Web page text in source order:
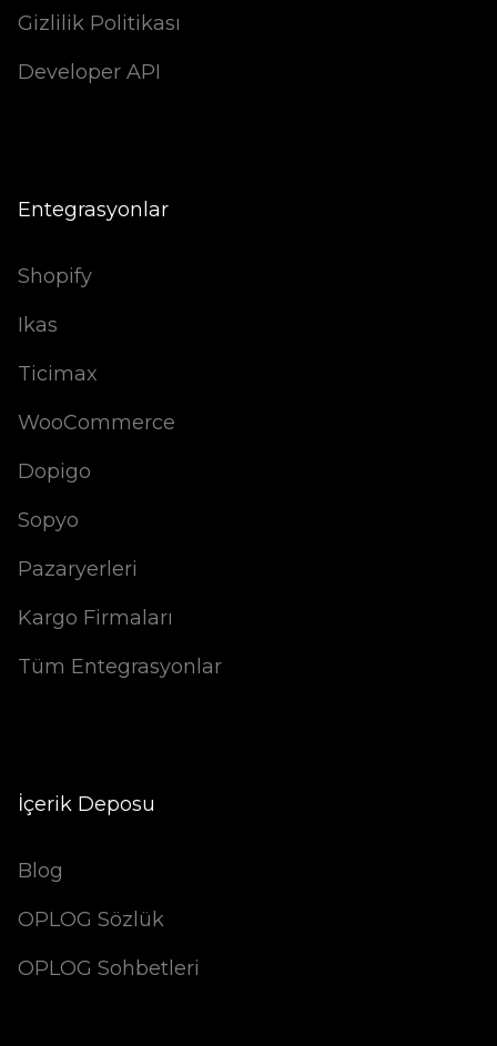
Gizlilik Politikası
Developer API
Entegrasyonlar
Shopify
Ikas
Ticimax
WooCommerce
Dopigo
Sopyo
Pazaryerleri
Kargo Firmaları
Tüm Entegrasyonlar
İçerik Deposu
Blog
OPLOG Sözlük
OPLOG Sohbetleri